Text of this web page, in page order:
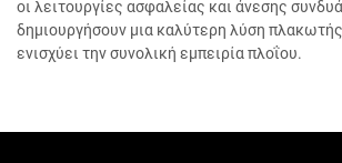
οι λειτουργίες ασφαλείας και άνεσης
δημιουργήσουν μια καλύτερη λύση
ενισχύει την συνολική εμπειρία πλοΐου.